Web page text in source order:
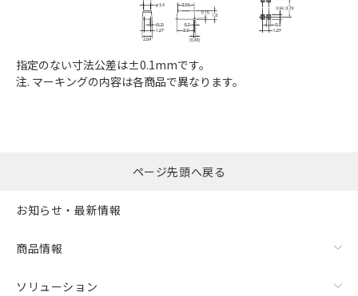
指定のない寸法公差は±0.1mmです。
注. マーキングの内容は各商品で異なります。
ページ先頭へ戻る
お知らせ・最新情報
商品情報
ソリューション